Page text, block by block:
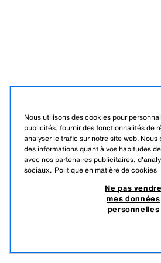
Nous utilisons des cookies pour
publicités, fournir des fonctionnalités de
analyser le trafic sur notre site web.
des informations quant à vos habitudes
avec nos partenaires publicitaires,
sociaux. Politique en matière de cookies
Ne pas vendre
mes données
personnelles